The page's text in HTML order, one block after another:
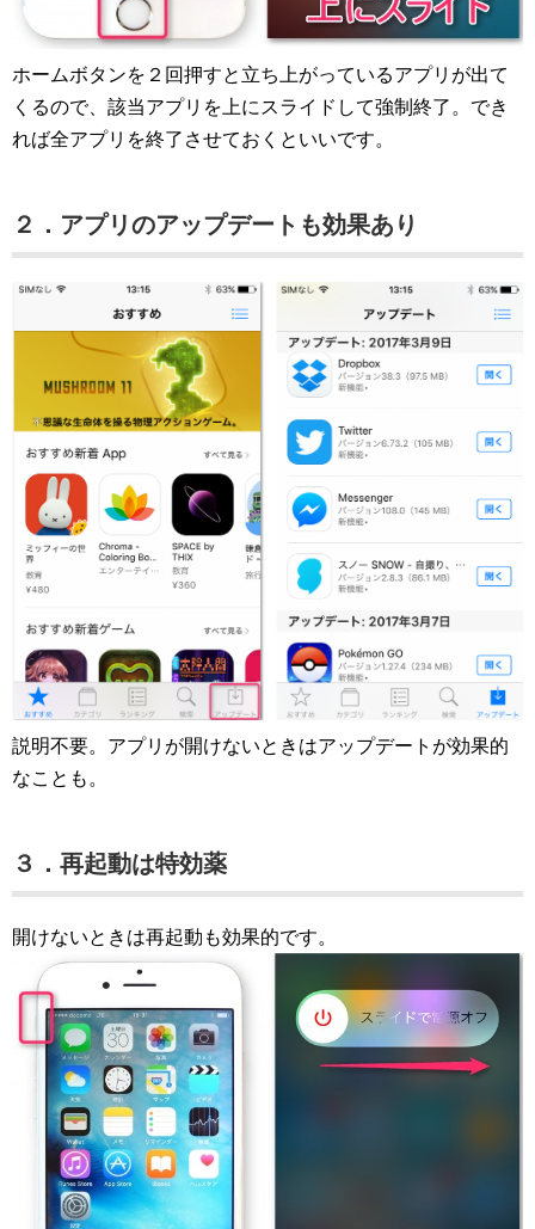
ホームボタンを２回押すと立ち上がっているアプリが出て
くるので、該当アプリを上にスライドして強制終了。でき
れば全アプリを終了させておくといいです。
２．アプリのアップデートも効果あり
説明不要。アプリが開けないときはアップデートが効果的
なことも。
３．再起動は特効薬
開けないときは再起動も効果的です。